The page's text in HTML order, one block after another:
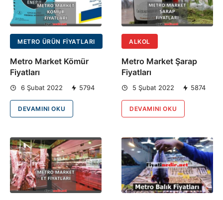
METRO ÜRÜN FIYATLARI
Metro Market Kömür
Fiyatları
6 Şubat 2022 5794
DEVAMINI OKU
ALKOL
Metro Market Şarap
Fiyatları
5 Şubat 2022 5874
DEVAMINI OKU